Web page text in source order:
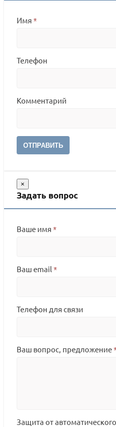
Имя *
Телефон
Комментарий
ОТПРАВИТЬ
×
Задать вопрос
Ваше имя *
Ваш email *
Телефон для связи
Ваш вопрос, предложение
Защита от